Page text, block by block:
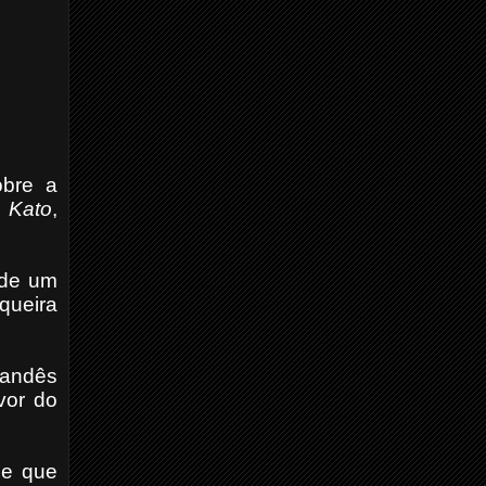
a
Kato,
um
do
que